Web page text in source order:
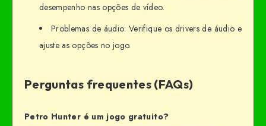
desempenho nas opções de vídeo.
Problemas de áudio: Verifique os drivers de áudio e
ajuste as opções no jogo.
Perguntas frequentes (FAQs)
Petro Hunter é um jogo gratuito?